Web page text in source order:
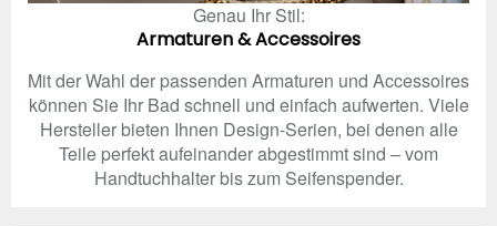
Genau Ihr Stil:
Armaturen & Accessoires
Mit der Wahl der passenden Armaturen und Accessoires
können Sie Ihr Bad schnell und einfach aufwerten. Viele
Hersteller bieten Ihnen Design-Serien, bei denen alle
Teile perfekt aufeinander abgestimmt sind – vom
Handtuchhalter bis zum Seifenspender.